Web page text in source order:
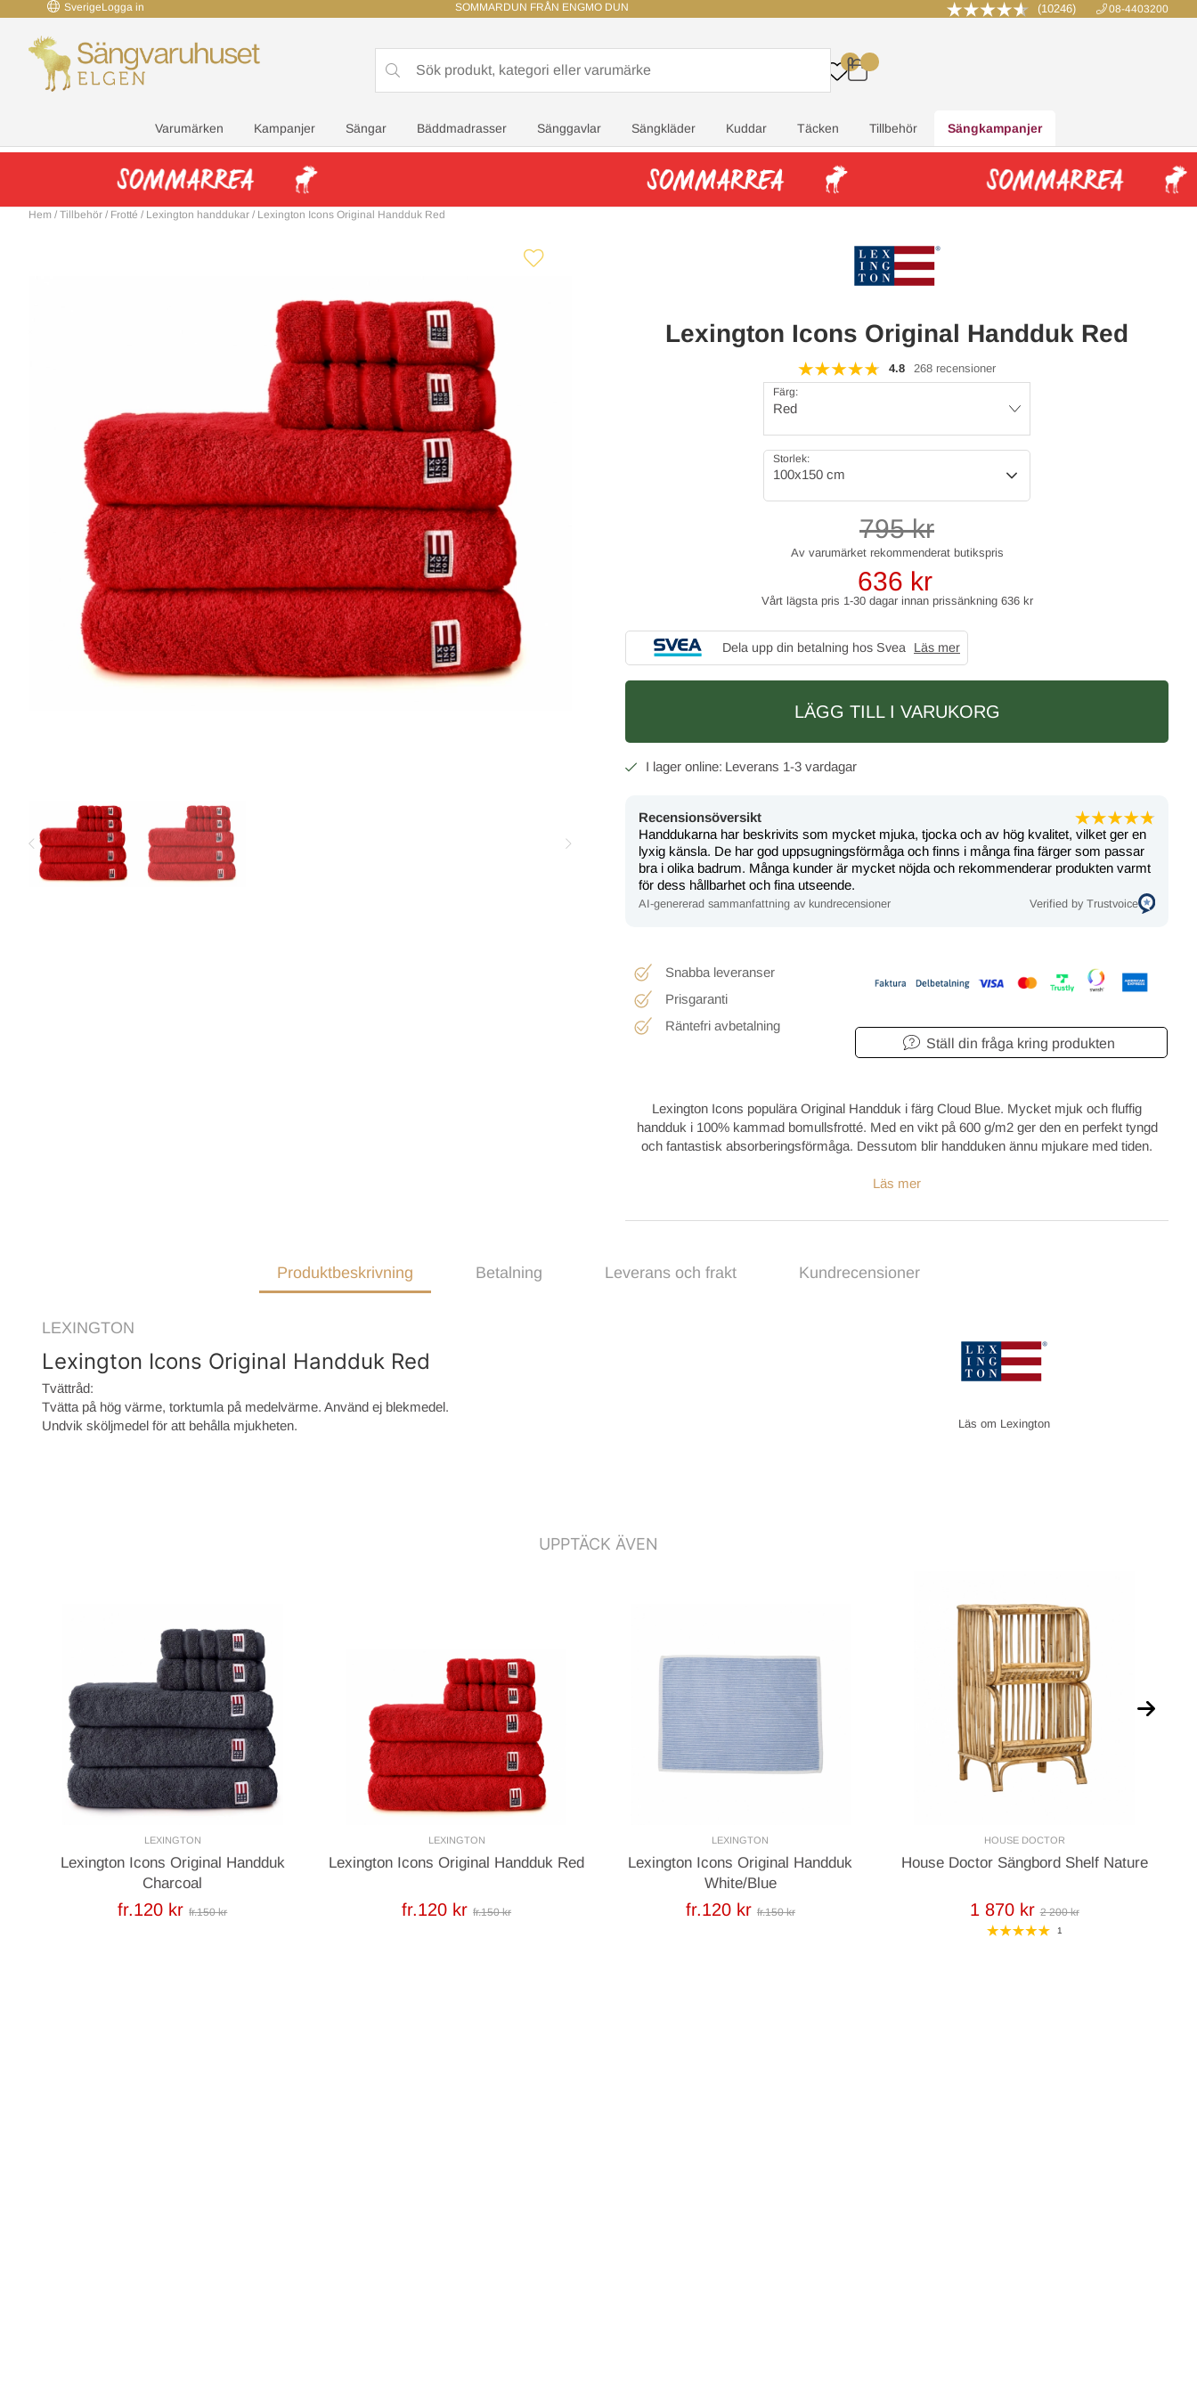
SverigeLogga in SOMMARDUN FRÅN ENGMO DUN (10246) 08-4403200
0
..
Varumärken Kampanjer Sängar Bäddmadrasser Sänggavlar Sängkläder Kuddar Täcken Tillbehör Sängkampanjer
Hem / Tillbehör / Frotté / Lexington handdukar / Lexington Icons Original Handduk Red
Lexington Icons Original Handduk Red
4.8 268 recensioner
Färg:
Red
Storlek:
100x150 cm
795kr
636 kr
Vårt lägsta pris 1-30 dagar innan prissänkning 636 kr
Dela upp din betalning hos Svea Läs mer
LÄGG TILL I VARUKORG
1-3 vardagar
Recensionsöversikt
Handdukarna har beskrivits som mycket mjuka, tjocka och av hög kvalitet, vilket ger en
lyxig känsla. De har god uppsugningsförmåga och finns i många fina färger som passar
bra i olika badrum. Många kunder är mycket nöjda och rekommenderar produkten varmt
för dess hållbarhet och fina utseende.
AI-genererad sammanfattning av kundrecensioner Verified by Trustvoice
Snabba leveranser
Prisgaranti
Räntefri avbetalning
Ställ din fråga kring produkten
Lexington Icons populära Original Handduk i färg Cloud Blue. Mycket mjuk och fluffig
handduk i 100% kammad bomullsfrotté. Med en vikt på 600 g/m2 ger den en perfekt tyngd
och fantastisk absorberingsförmåga. Dessutom blir handduken ännu mjukare med tiden.
Läs mer
Produktbeskrivning
LEXINGTON
Lexington Icons Original Handduk Red
Tvättråd:
Tvätta på hög värme, torktumla på medelvärme. Använd ej blekmedel.
Undvik sköljmedel för att behålla mjukheten.
Lexington
Betalning Leverans och frakt Kundrecensioner
UPPTÄCK ÄVEN
LEXINGTON
Lexington Icons Original Handduk
Charcoal
fr.120 kr fr.150 kr
LEXINGTON
Lexington Icons Original Handduk Red
fr.120 kr fr.150 kr
LEXINGTON
Lexington Icons Original Handduk
White/Blue
fr.120 kr fr.150 kr
HOUSE DOCTOR
House Doctor Sängbord Shelf Nature
1 870 kr 2 200 kr
1